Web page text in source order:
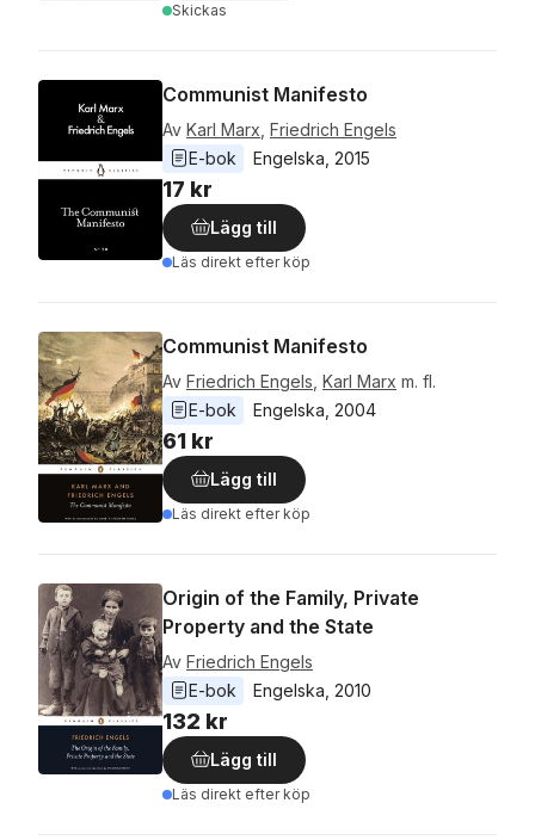
Skickas
Communist Manifesto
Av Karl Marx Friedrich Engels
E-bok
Engelska 2015
17 kr
Lägg till
Läs direkt efter köp
Communist Manifesto
Av Friedrich Engels Karl Marx m. fl.
E-bok
Engelska 2004
61 kr
Lägg till
Läs direkt efter köp
Origin of the Family, Private
Property and the State
Av Friedrich Engels
E-bok
Engelska 2010
132 kr
Lägg till
Läs direkt efter köp